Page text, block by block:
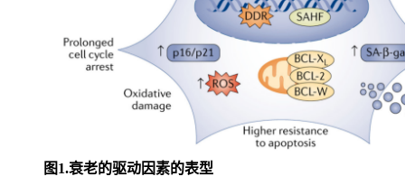
图1.衰老的驱动因素的表型